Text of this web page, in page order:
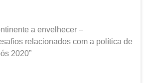
a envelhecer –
relacionados com a política de
2020”